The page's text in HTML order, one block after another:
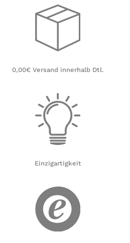
0,00€ Versand innerhalb Dtl.
Einzigartigkeit